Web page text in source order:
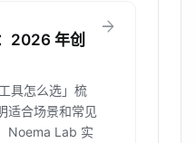
2026 年创
具怎么选」梳
适合场景和常见
Noema Lab 实
arrow_forward